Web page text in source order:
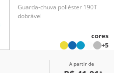
Guarda-chuva poliéster 190T
dobrável
cores
+5
A partir de